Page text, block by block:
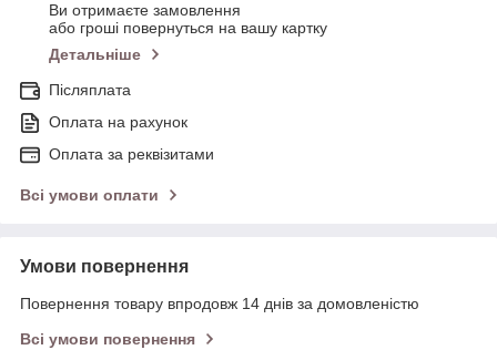
Ви отримаєте замовлення
або гроші повернуться на вашу картку
Детальніше
Післяплата
Оплата на рахунок
Оплата за реквізитами
Всі умови оплати
Умови повернення
Повернення товару впродовж 14 днів за домовленістю
Всі умови повернення